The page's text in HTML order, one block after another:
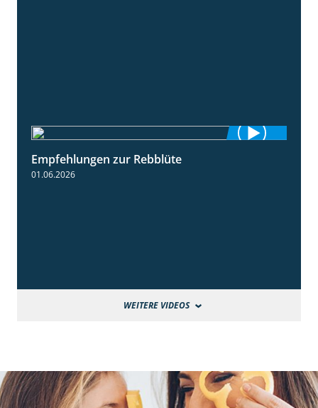
Empfehlungen zur Rebblüte
01.06.2026
WEITERE VIDEOS